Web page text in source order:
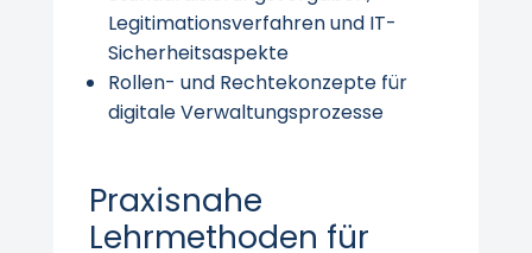
Legitimationsverfahren und IT-
Sicherheitsaspekte
Rollen- und Rechtekonzepte für
digitale Verwaltungsprozesse
Praxisnahe
Lehrmethoden für